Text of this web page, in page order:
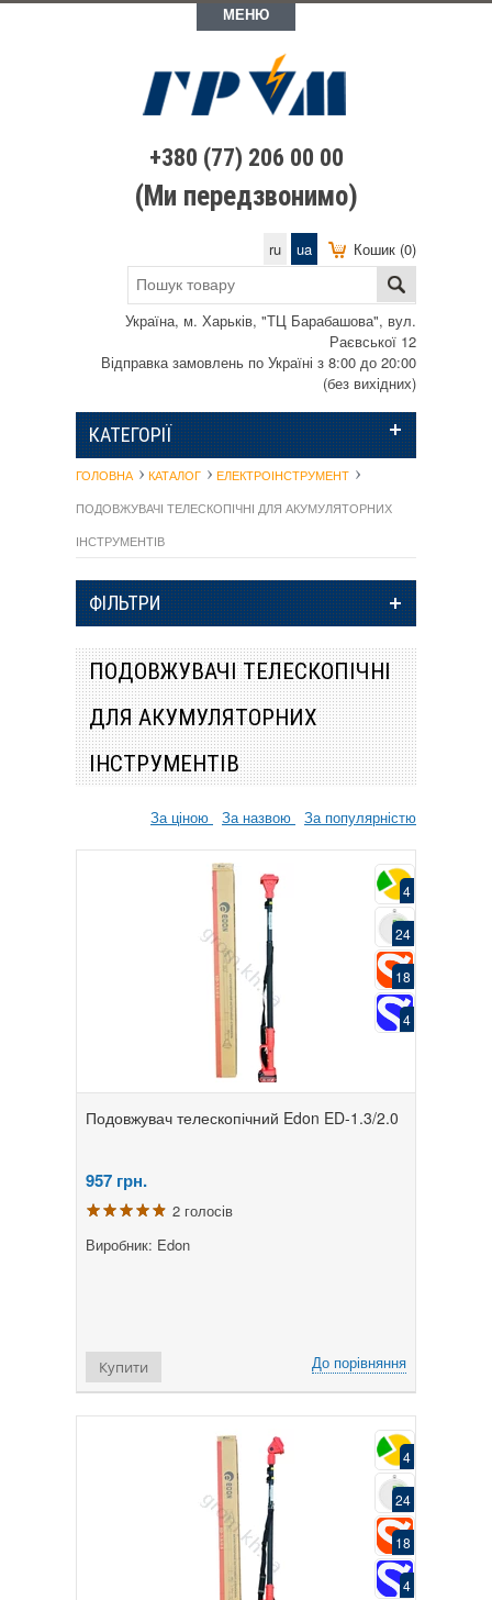
МЕНЮ
+380 (77) 206 00 00
(Ми передзвонимо)
Кошик (0)
ru ua
Україна, м. Харьків, "ТЦ Барабашова", вул.
Раєвської 12
Відправка замовлень по Україні з 8:00 до 20:00
(без вихідних)
КАТЕГОРІЇ
ГОЛОВНА КАТАЛОГ
ЕЛЕКТРОІНСТРУМЕНТ
ПОДОВЖУВАЧІ ТЕЛЕСКОПІЧНІ ДЛЯ АКУМУЛЯТОРНИХ
ІНСТРУМЕНТІВ
ФІЛЬТРИ
ПОДОВЖУВАЧІ ТЕЛЕСКОПІЧНІ
ДЛЯ АКУМУЛЯТОРНИХ
ІНСТРУМЕНТІВ
За ціною За назвою За популярністю
4
24
18
4
Подовжувач телескопічний Edon ED-1.3/2.0
957 грн.
2 голосів
Виробник: Edon
До порівняння
Купити
4
24
18
4